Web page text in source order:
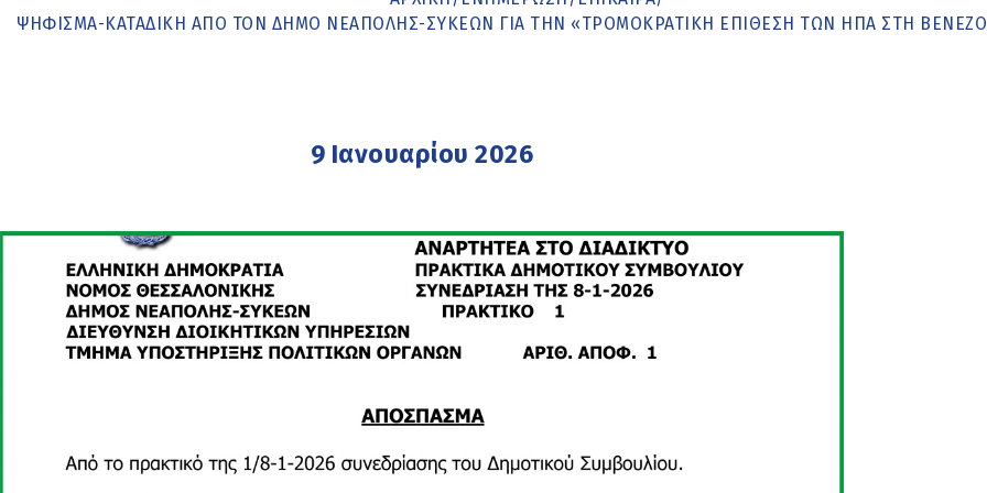
ΨΉΦΙΣΜΑ-ΚΑΤΑΔΊΚΗ ΑΠΌ ΤΟΝ ΔΉΜΟ ΝΕΆΠΟΛΗΣ-ΣΥΚΕΏΝ ΓΙΑ ΤΗΝ «ΤΡΟΜΟΚΡΑΤΙΚΉ ΕΠΊΘΕΣΗ ΤΩΝ ΗΠΑ ΣΤΗ
9 Ιανουαρίου 2026